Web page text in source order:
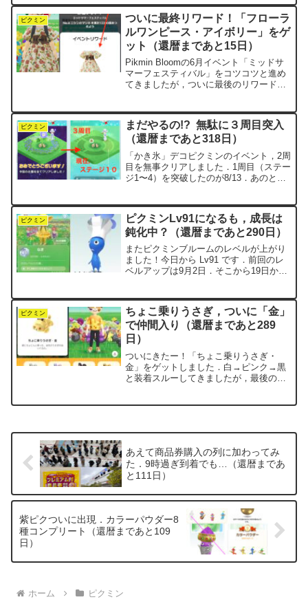
Lv92 累計
710万歩 2025.10.11達成 花...
ピクミン
ついに最終リワード！「フローラ
ルワンピース・アイボリー」をゲ
ット（還暦まであと15日）
Pikmin Bloomの6月イベント「ミッドサ
マーフェスティバル」をコツコツと進め
てきましたが，ついに最後のリワードを
12200個あつめよう」というものでし
た．前回...
ピクミン
まだやるの!? 無駄に３周目突入
（還暦まであと318日）
「かき氷」デコピクミンのイベント，2周
目を無事クリアしました．1周目（ステー
ジ1〜4）を突破したのが8/13．あのとき
ージ5〜8）もクリア．一度「青の試練」
を乗り...
ピクミン
ピクミンLv91になるも，成長は
鈍化中？（還暦まであと290日）
またピクミンブルームのレベルが上がり
ました！今日から Lv91 です．前回のレ
ベルアップは9月2日．そこから19日かか
踏みした感じ．レベルの上がり方と歩数
は比例...
ピクミン
ちょこ乗りうさぎ，ついに「金」
で仲間入り（還暦まであと289
日）
ついにきたー！「ちょこ乗りうさぎ・
金」をゲットしました．白→ピンク→黒
と装着スルーしてきましたが，最後の金
あえて商品券購入の列に加わってみ
た．9時過ぎ到着でも…（還暦まであ
と111日）
紫ピクついに出現．カラーパウダー8
種コンプリート（還暦まであと109
日）
ホーム ピクミン